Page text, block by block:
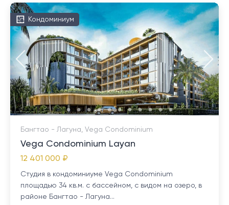
Кондоминиум
Бангтао - Лагуна, Vega Condominium
Vega Condominium Layan
12 401 000 ₽
Студия в кондоминиуме Vega Condominium
площадью 34 кв.м. с бассейном, с видом на озеро, в
районе Бангтао - Лагуна...